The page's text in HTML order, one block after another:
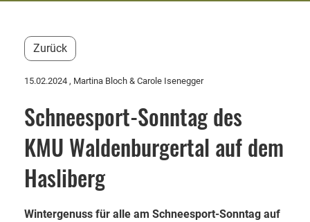
Zurück
15.02.2024 , Martina Bloch & Carole Isenegger
Schneesport-Sonntag des
KMU Waldenburgertal auf dem
Hasliberg
Wintergenuss für alle am Schneesport-Sonntag auf